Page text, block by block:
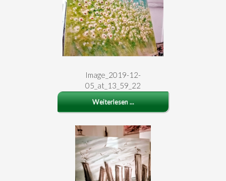
Image_2019-12-
05_at_13_59_22
Weiterlesen ...